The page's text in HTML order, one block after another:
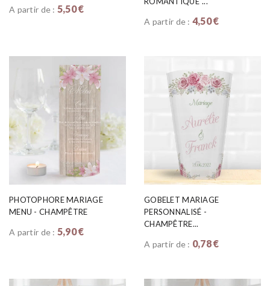
A partir de : 5,50 €
A partir de : 4,50 €
PHOTOPHORE MARIAGE
MENU - CHAMPÊTRE
A partir de : 5,90 €
GOBELET MARIAGE
PERSONNALISÉ -
CHAMPÊTRE...
A partir de : 0,78 €